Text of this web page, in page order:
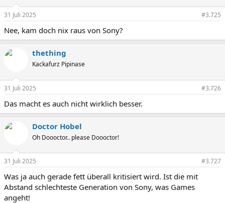
31 Juli 2025 #3.725
Nee, kam doch nix raus von Sony?
thething
Kackafurz Pipinase
31 Juli 2025 #3.726
Das macht es auch nicht wirklich besser.
Doctor Hobel
Oh Doooctor.. please Doooctor!
31 Juli 2025 #3.727
Was ja auch gerade fett überall kritisiert wird. Ist die mit
Abstand schlechteste Generation von Sony, was Games
angeht!